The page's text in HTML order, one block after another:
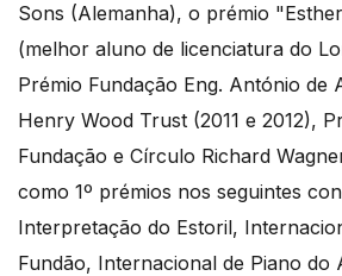
Sons (Alemanha), o prémio
(melhor aluno de licenciatura do
Prémio Fundação Eng. António de
Henry Wood Trust (2011 e 2012),
Fundação e Círculo Richard
como 1º prémios nos seguintes
Interpretação do Estoril,
Fundão, Internacional de Piano do